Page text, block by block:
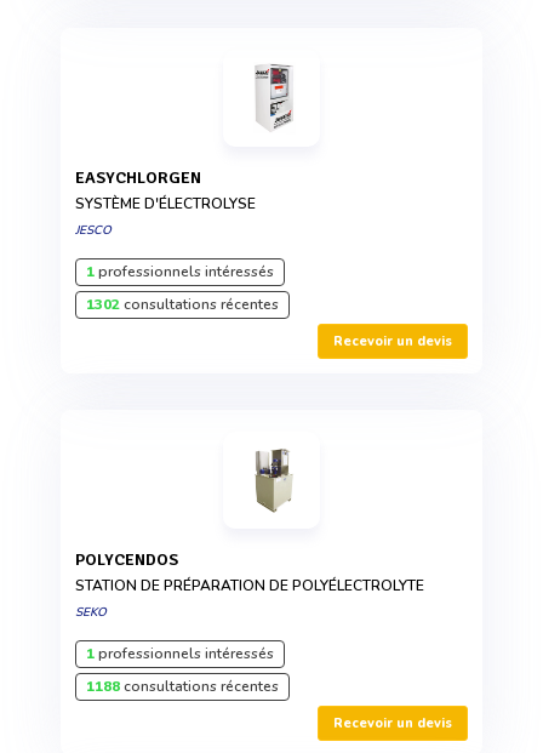
EASYCHLORGEN
SYSTÈME D'ÉLECTROLYSE
JESCO
1professionnels intéressés
1302consultations récentes
Recevoir un devis
POLYCENDOS
STATION DE PRÉPARATION DE POLYÉLECTROLYTE
SEKO
1professionnels intéressés
1188consultations récentes
Recevoir un devis